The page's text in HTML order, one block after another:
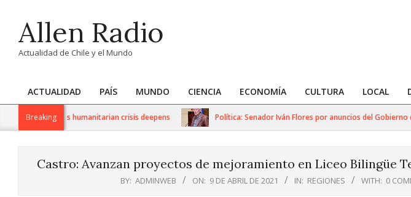
contentAllen Radio
Actualidad de Chile y el Mundo
Primary
Navigation
ACTUALIDAD PAÍS MUNDO CIENCIA ECONOMÍA CULTURA LOCAL
Breaking
sanctions as humanitarian crisis deepens Política: Senador Iván Flores por anuncios del Gobierno en
Castro: Avanzan proyectos de mejoramiento en Liceo Bilingüe
BY: ADMINWEB ON: 9 DE ABRIL DE 2021 IN: REGIONES WITH: 0